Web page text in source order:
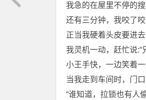
我急的在屋里不停的
还有三分钟，我咬了
正当我硬着头皮要进
我灵机一动，赶忙说:“
小王手快，一边笑着
当我走到车间时，门
“谁知道，拉锁也有人